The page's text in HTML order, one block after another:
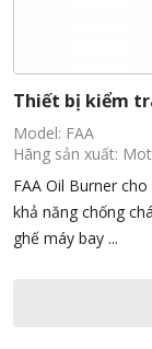
Thiết bị kiểm
Model: FAA
Hãng sản xuất:
FAA Oil Burner
khả năng chống
ghế máy bay ...